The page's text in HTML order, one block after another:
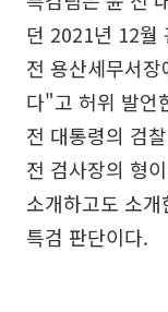
던 2021년 12월
전 용산세무서
다"고 허위 발언
전 대통령의 검
전 검사장의 형
소개하고도 소
특검 판단이다.